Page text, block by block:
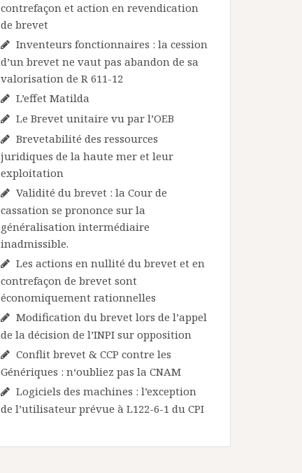
contrefaçon et action en revendication
de brevet
Inventeurs fonctionnaires : la cession
d’un brevet ne vaut pas abandon de sa
valorisation de R 611-12
L’effet Matilda
Le Brevet unitaire vu par l’OEB
Brevetabilité des ressources
juridiques de la haute mer et leur
exploitation
Validité du brevet : la Cour de
cassation se prononce sur la
généralisation intermédiaire
inadmissible.
Les actions en nullité du brevet et en
contrefaçon de brevet sont
économiquement rationnelles
Modification du brevet lors de l’appel
de la décision de l’INPI sur opposition
Conflit brevet & CCP contre les
Génériques : n‘oubliez pas la CNAM
Logiciels des machines : l’exception
de l’utilisateur prévue à L122-6-1 du CPI